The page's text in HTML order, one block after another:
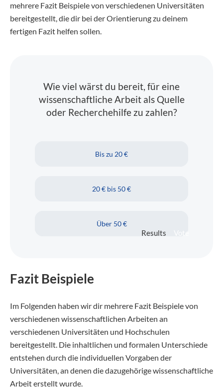
mehrere Fazit Beispiele von verschiedenen Universitäten
bereitgestellt, die dir bei der Orientierung zu deinem
fertigen Fazit helfen sollen.
Wie viel wärst du bereit, für eine
wissenschaftliche Arbeit als Quelle
oder Recherchehilfe zu zahlen?
Bis zu 20 €
20 € bis 50 €
Über 50 €
Results Vote
Fazit Beispiele
Im Folgenden haben wir dir mehrere Fazit Beispiele von
verschiedenen wissenschaftlichen Arbeiten an
verschiedenen Universitäten und Hochschulen
bereitgestellt. Die inhaltlichen und formalen Unterschiede
entstehen durch die individuellen Vorgaben der
Universitäten, an denen die dazugehörige wissenschaftliche
Arbeit erstellt wurde.